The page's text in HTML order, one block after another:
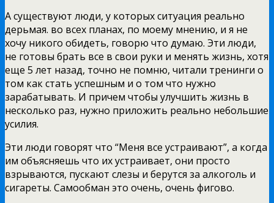
А существуют люди, у которых ситуация реально
дерьмая. во всех планах, по моему мнению, и я не
хочу никого обидеть, говорю что думаю. Эти люди,
не готовы брать все в свои руки и менять жизнь, хотя
еще 5 лет назад, точно не помню, читали тренинги о
том как стать успешным и о том что нужно
зарабатывать. И причем чтобы улучшить жизнь в
несколько раз, нужно приложить реально небольшие
усилия.
Эти люди говорят что “Меня все устраивают”, а когда
им объясняешь что их устраивает, они просто
взрываются, пускают слезы и берутся за алкоголь и
сигареты. Самообман это очень, очень фигово.